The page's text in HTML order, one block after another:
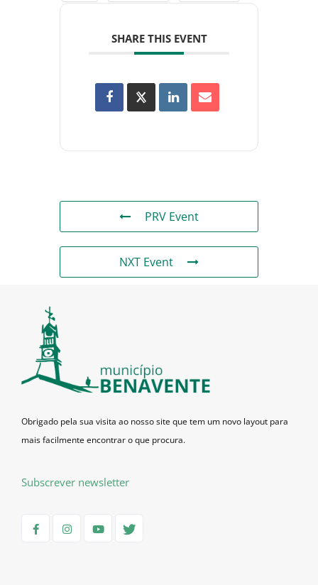
SHARE THIS EVENT
PRV Event
NXT Event
Obrigado pela sua visita ao nosso site que tem um novo layout para
mais facilmente encontrar o que procura.
Subscrever newsletter